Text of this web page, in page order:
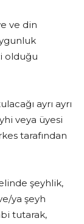
ve din
olduğu
ayrı ayrı
veya üyesi
tarafından
şeyhlik,
ya şeyh
tutarak,